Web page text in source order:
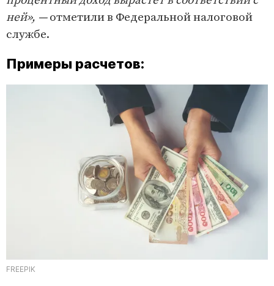
ней», —отметили в Федеральной налоговой
службе.
Примеры расчетов:
FREEPIK